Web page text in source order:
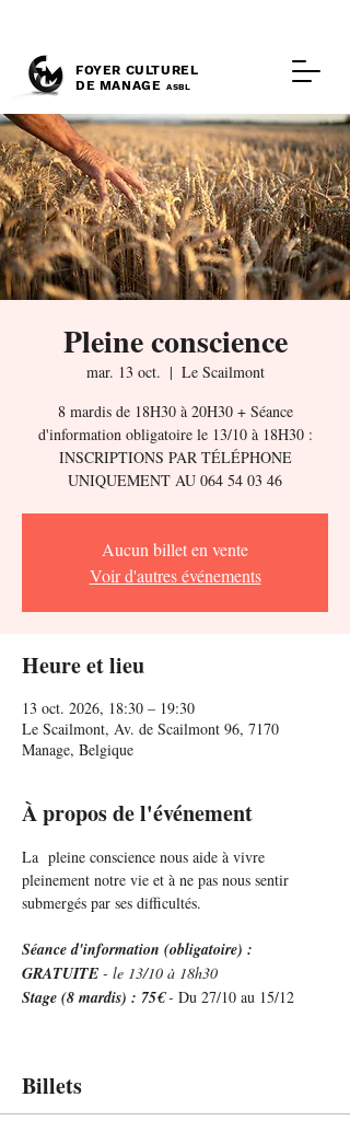
FOYER CULTUREL
DE MANAGE ASBL
Pleine conscience
mar. 13 oct.
  |
Le Scailmont
8 mardis de 18H30 à 20H30 + Séance
d'information obligatoire le 13/10 à 18H30 :
INSCRIPTIONS PAR TÉLÉPHONE
UNIQUEMENT AU 064 54 03 46
Aucun billet en vente
Voir d'autres événements
Heure et lieu
13 oct. 2026, 18:30 – 19:30
Le Scailmont, Av. de Scailmont 96, 7170
Manage, Belgique
À propos de l'événement
La  pleine conscience nous aide à vivre
pleinement notre vie et à ne pas nous sentir
submergés par ses difficultés.
Séance d'information (obligatoire) :
GRATUITE - le 13/10 à 18h30
Stage (8 mardis) : 75€ - Du 27/10 au 15/12
Billets